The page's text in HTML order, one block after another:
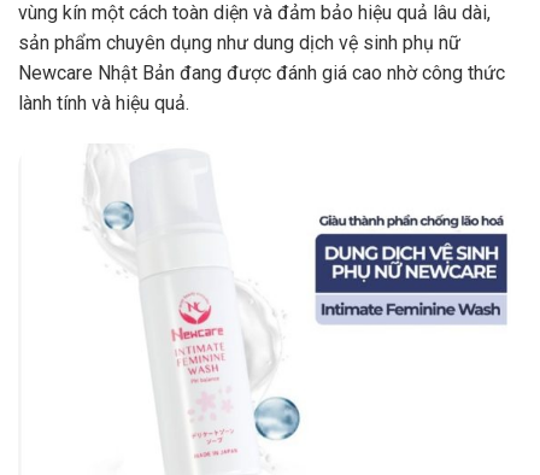
vùng kín một cách toàn diện và đảm bảo hiệu quả lâu dài,
sản phẩm chuyên dụng như dung dịch vệ sinh phụ nữ
Newcare Nhật Bản đang được đánh giá cao nhờ công thức
lành tính và hiệu quả.